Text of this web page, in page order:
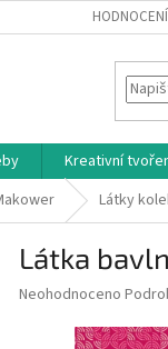
Kreativní
Látky
Látka
Průměrné
produktu
Neohodnoceno